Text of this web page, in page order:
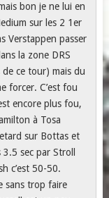
bon je ne lui en
sur les 2 1er
Verstappen passer
la zone DRS
ce tour) mais du
forcer. C’est fou
encore plus fou,
à Tosa
sur Bottas et
sec par Stroll
c’est 50-50.
sans trop faire